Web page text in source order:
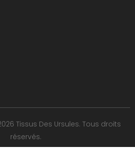
Tissus Des Ursules. Tous droits
réservés.